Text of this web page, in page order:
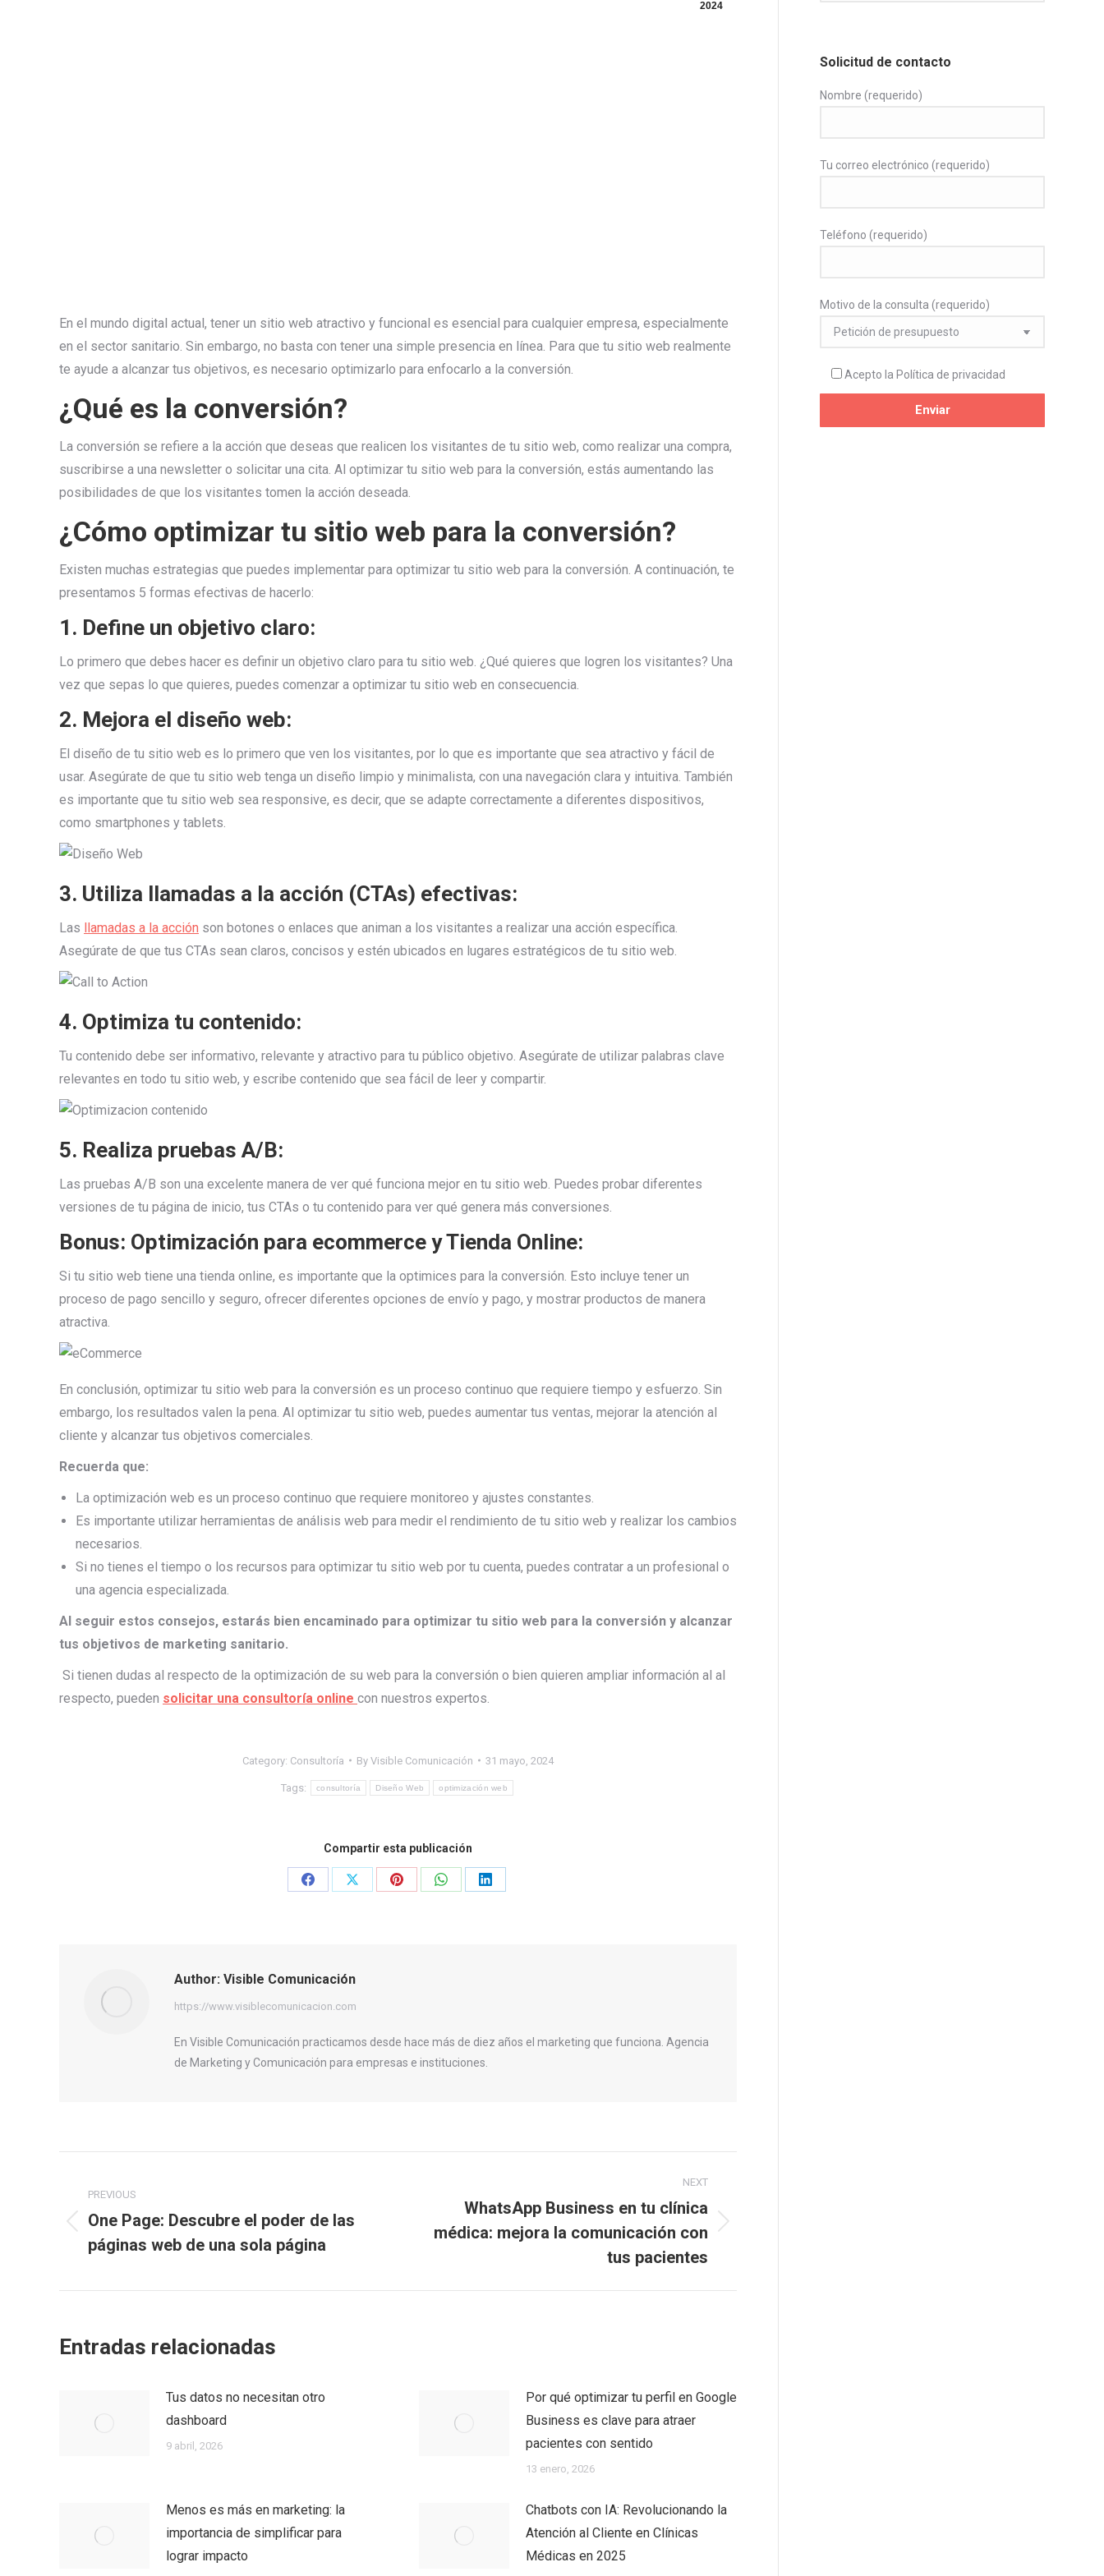
2024
En el mundo digital actual, tener un sitio web atractivo y funcional es esencial para cualquier empresa, especialmente
en el sector sanitario. Sin embargo, no basta con tener una simple presencia en línea. Para que tu sitio web realmente
te ayude a alcanzar tus objetivos, es necesario optimizarlo para enfocarlo a la conversión.
¿Qué es la conversión?
La conversión se refiere a la acción que deseas que realicen los visitantes de tu sitio web, como realizar una compra,
suscribirse a una newsletter o solicitar una cita. Al optimizar tu sitio web para la conversión, estás aumentando las
posibilidades de que los visitantes tomen la acción deseada.
¿Cómo optimizar tu sitio web para la conversión?
Existen muchas estrategias que puedes implementar para optimizar tu sitio web para la conversión. A continuación, te
presentamos 5 formas efectivas de hacerlo:
1. Define un objetivo claro:
Lo primero que debes hacer es definir un objetivo claro para tu sitio web. ¿Qué quieres que logren los visitantes? Una
vez que sepas lo que quieres, puedes comenzar a optimizar tu sitio web en consecuencia.
2. Mejora el diseño web:
El diseño de tu sitio web es lo primero que ven los visitantes, por lo que es importante que sea atractivo y fácil de
usar. Asegúrate de que tu sitio web tenga un diseño limpio y minimalista, con una navegación clara y intuitiva. También
es importante que tu sitio web sea responsive, es decir, que se adapte correctamente a diferentes dispositivos,
como smartphones y tablets.
3. Utiliza llamadas a la acción (CTAs) efectivas:
Las llamadas a la acción son botones o enlaces que animan a los visitantes a realizar una acción específica.
Asegúrate de que tus CTAs sean claros, concisos y estén ubicados en lugares estratégicos de tu sitio web.
4. Optimiza tu contenido:
Tu contenido debe ser informativo, relevante y atractivo para tu público objetivo. Asegúrate de utilizar palabras clave
relevantes en todo tu sitio web, y escribe contenido que sea fácil de leer y compartir.
5. Realiza pruebas A/B:
Las pruebas A/B son una excelente manera de ver qué funciona mejor en tu sitio web. Puedes probar diferentes
versiones de tu página de inicio, tus CTAs o tu contenido para ver qué genera más conversiones.
Bonus: Optimización para ecommerce y Tienda Online:
Si tu sitio web tiene una tienda online, es importante que la optimices para la conversión. Esto incluye tener un
proceso de pago sencillo y seguro, ofrecer diferentes opciones de envío y pago, y mostrar productos de manera
atractiva.
En conclusión, optimizar tu sitio web para la conversión es un proceso continuo que requiere tiempo y esfuerzo. Sin
embargo, los resultados valen la pena. Al optimizar tu sitio web, puedes aumentar tus ventas, mejorar la atención al
cliente y alcanzar tus objetivos comerciales.
Recuerda que:
La optimización web es un proceso continuo que requiere monitoreo y ajustes constantes.
Es importante utilizar herramientas de análisis web para medir el rendimiento de tu sitio web y realizar los cambios
necesarios.
Si no tienes el tiempo o los recursos para optimizar tu sitio web por tu cuenta, puedes contratar a un profesional o
una agencia especializada.
Al seguir estos consejos, estarás bien encaminado para optimizar tu sitio web para la conversión y alcanzar
tus objetivos de marketing sanitario.
Si tienen dudas al respecto de la optimización de su web para la conversión o bien quieren ampliar información al al
respecto, pueden solicitar una consultoría online con nuestros expertos.
Category: Consultoría By Visible Comunicación 31 mayo, 2024
Tags: consultoría Diseño Web optimización web
Compartir esta publicación
Share
Share
Share
Share
Share
Author: Visible Comunicación
https://www.visiblecomunicacion.com
En Visible Comunicación practicamos desde hace más de diez años el marketing que funciona. Agencia
de Marketing y Comunicación para empresas e instituciones.
navigation
PREVIOUS
Previous
post:
One Page: Descubre el poder de las
páginas web de una sola página
NEXT
Next
WhatsApp Business en tu clínica
médica: mejora la comunicación con
tus pacientes
Entradas relacionadas
Tus datos no necesitan otro
dashboard
9 abril, 2026
Por qué optimizar tu perfil en Google
Business es clave para atraer
pacientes con sentido
13 enero, 2026
Menos es más en marketing: la
importancia de simplificar para
lograr impacto
Chatbots con IA: Revolucionando la
Atención al Cliente en Clínicas
Médicas en 2025
Solicitud de contacto
Nombre (requerido)
Tu correo electrónico (requerido)
Teléfono (requerido)
Motivo de la consulta (requerido)
Acepto la Política de privacidad